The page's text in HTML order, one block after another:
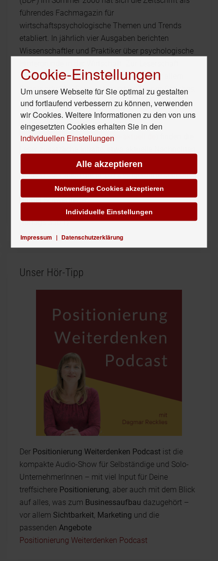
führendes Fachmagazin für
wirtschaftspsychologische Themen und Trends
etabliert. In jährlich vier Ausgaben berichten
Wissenschaftler und Praktiker über psychologische
zählen neben Wirtschaftspsychologen vor allem
Führungskräfte, Personalexperten, Trainer, Coaches,
Berater und Unternehmer.
Auf der Website der Zeitschrift
(www.wirtschaftspsychologie-aktuell.de
aus der Wirtschaftspsychologie, Hinweise auf neue
Studien oder auch die in 2012 eingeführte beliebte
Rubrik „Ärger des Monats" von Chefredakteurin
Bärbel Schwertfeger.
{tortags,356,1}
Unser Hör-Tipp
Der Positionierung Weiterdenken Podcast ist die
kompakte Audio-Show für Selbständige und Solo-
UnternehmerInnen – mit viel Input für Deine
treffsichere Positionierung , aber auch mit dem Blick
auf alles, was zum Businessaufbau dazugehört –
vor allem Sichtbarkeit Marketing und die
passenden Angebote
Positionierung Weiterdenken Podcast
Cookie-Einstellungen
Um unsere Webseite für Sie optimal zu gestalten
und fortlaufend verbessern zu können, verwenden
wir Cookies. Weitere Informationen zu den von uns
eingesetzten Cookies erhalten Sie in den
individuellen Einstellungen
Alle akzeptieren
Notwendige Cookies akzeptieren
Impressum | Datenschutzerklärung
Individuelle Einstellungen